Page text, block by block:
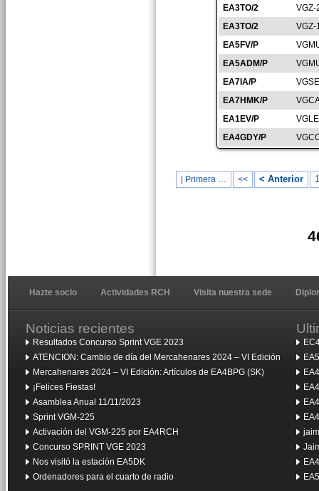
EA3TO/2
VGZ-
EA3TO/2
VGZ-
EA5FV/P
EA5ADM/P
EA7IA/P
EA7HMK/P
EA1EV/P
EA4GDY/P
| Primera … << < Anterior
Hazte socio Actividades RCH Visita nuestra sede
Noticias recientes
Resultados Concurso Sprint VGE 2023
ATENCION: Cambio de día del Mercahenares 2024 – VI Edición
Mercahenares 2024 – VI Edición: Artículos de EA4BPG (SK)
¡Felices Fiestas!
Asamblea Anual 11/11/2023
Sprint VGM-225
Activación del VGM-225 por EA4RCH
Concurso SPRINT VGE 2023
Nos visitó la estación EA5DK
Ordenadores para el cuarto de radio